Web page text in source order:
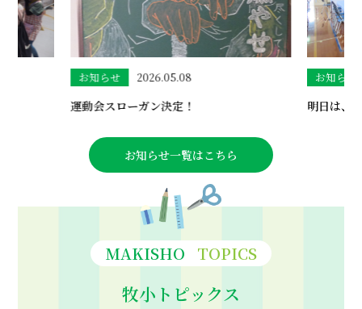
お知らせ 2026.05.08
運動会スローガン決定！
お知らせ
明日は、
お知らせ一覧はこちら
MAKISHO TOPICS
牧小トピックス